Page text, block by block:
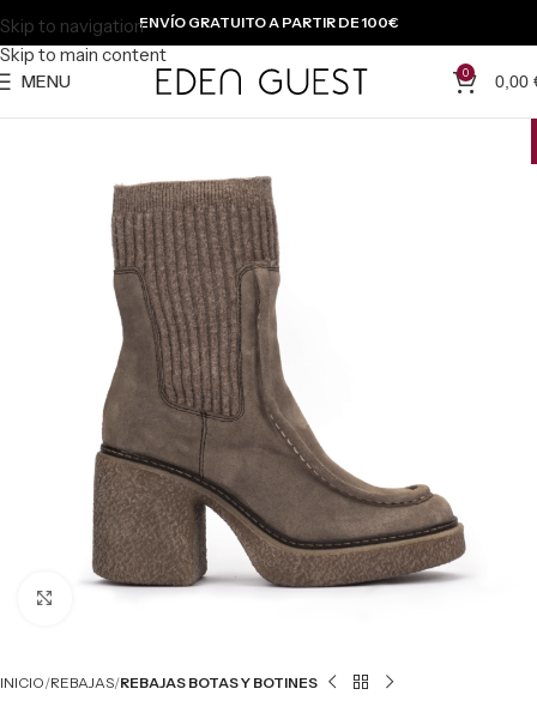
Skip to navigation
Skip to main content
ENVÍO GRATUITO A PARTIR DE 100€
MENU 0 0,00
Click to enlarge
INICIO REBAJAS REBAJAS BOTAS Y BOTINES